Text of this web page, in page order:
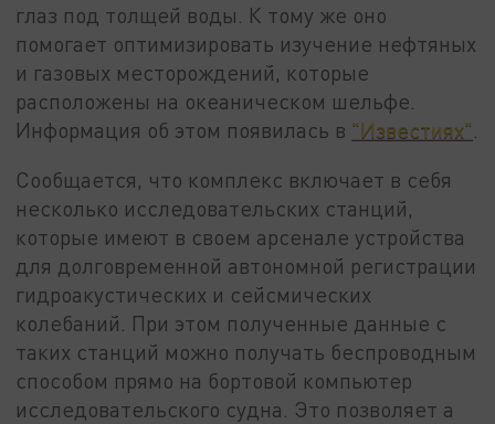
глаз под толщей воды. К тому же оно
помогает оптимизировать изучение нефтяных
и газовых месторождений, которые
расположены на океаническом шельфе.
Информация об этом появилась в "Известиях"
Сообщается, что комплекс включает в себя
несколько исследовательских станций,
которые имеют в своем арсенале устройства
для долговременной автономной регистрации
гидроакустических и сейсмических
колебаний. При этом полученные данные с
таких станций можно получать беспроводным
способом прямо на бортовой компьютер
исследовательского судна. Это позволяет а